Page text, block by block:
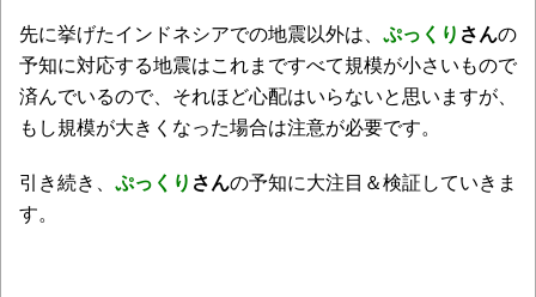
先に挙げたインドネシアでの地震以外は、 ぷっくり さんの
予知に対応する地震はこれまですべて規模が小さいもので
済んでいるので、それほど心配はいらないと思いますが、
もし規模が大きくなった場合は注意が必要です。
引き続き、 ぷっくり さんの予知に大注目＆検証していきま
す。